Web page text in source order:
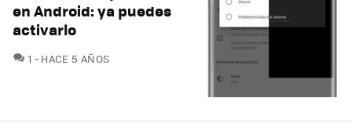
en Android: ya puedes
activarlo
1 COMENTARIOS
HACE 5 AÑOS